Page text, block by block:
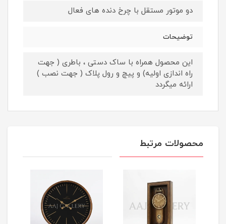
دو موتور مستقل با چرخ دنده های فعال
توضیحات
این محصول همراه با ساک دستی ، باطری ( جهت
راه اندازی اولیه) و پیچ و رول پلاک ( جهت نصب )
ارائه میگردد
محصولات مرتبط